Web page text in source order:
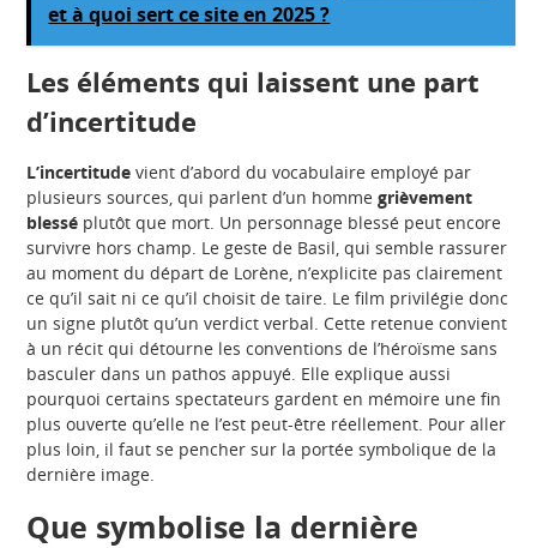
et à quoi sert ce site en 2025 ?
Les éléments qui laissent une part
d’incertitude
L’incertitude vient d’abord du vocabulaire employé par
plusieurs sources, qui parlent d’un hommegrièvement
blessé plutôt que mort. Un personnage blessé peut encore
survivre hors champ. Le geste de Basil, qui semble rassurer
au moment du départ de Lorène, n’explicite pas clairement
ce qu’il sait ni ce qu’il choisit de taire. Le film privilégie donc
un signe plutôt qu’un verdict verbal. Cette retenue convient
à un récit qui détourne les conventions de l’héroïsme sans
basculer dans un pathos appuyé. Elle explique aussi
pourquoi certains spectateurs gardent en mémoire une fin
plus ouverte qu’elle ne l’est peut-être réellement. Pour aller
plus loin, il faut se pencher sur la portée symbolique de la
dernière image.
Que symbolise la dernière